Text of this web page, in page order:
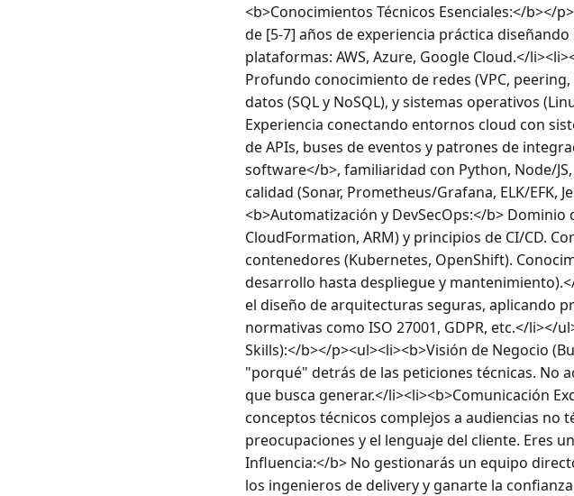
<b>Conocimientos Técnicos Esenciales:</b></
de [5-7] años de experiencia práctica
plataformas: AWS, Azure, Google Cloud.</
Profundo conocimiento de redes (VPC,
datos (SQL y NoSQL), y sistemas operativos
Experiencia conectando entornos cloud con
de APIs, buses de eventos y patrones de
software</b>, familiaridad con Python, Node/
calidad (Sonar, Prometheus/Grafana, ELK/EFK,
<b>Automatización y DevSecOps:</b>
CloudFormation, ARM) y principios de CI/CD.
contenedores (Kubernetes, OpenShift).
desarrollo hasta despliegue y
el diseño de arquitecturas seguras, aplicando
normativas como ISO 27001, GDPR, etc.</li></
Skills):</b></p><ul><li><b>Visión de Negocio
"porqué" detrás de las peticiones técnicas. No
que busca generar.</li><li><b>Comunicación
conceptos técnicos complejos a audiencias no
preocupaciones y el lenguaje del cliente. Eres
Influencia:</b> No gestionarás un equipo
los ingenieros de delivery y ganarte la